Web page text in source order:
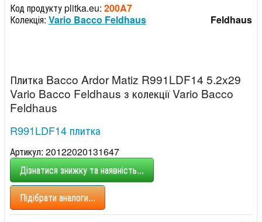
Код продукту plitka.eu: 200A7
Колекція: Vario Bacco Feldhaus Feldhaus
Плитка Bacco Ardor Matiz R991LDF14 5.2x29
Vario Bacco Feldhaus з колекції Vario Bacco
Feldhaus
R991LDF14 плитка
Артикул: 20122020131647
Дізнатися знижку та наявність...
Підібрати аналоги...